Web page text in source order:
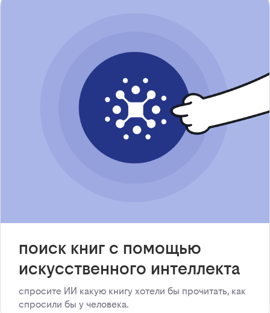
поиск книг с помощью
искусственного интеллекта
спросите ИИ какую книгу хотели бы прочитать, как
спросили бы у человека.